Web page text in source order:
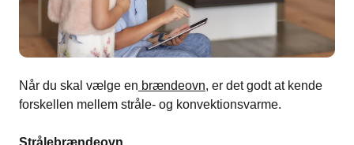
Når du skal vælge en brændeovn, er det godt at kende
forskellen mellem stråle- og konvektionsvarme.
Strålebrændeovn